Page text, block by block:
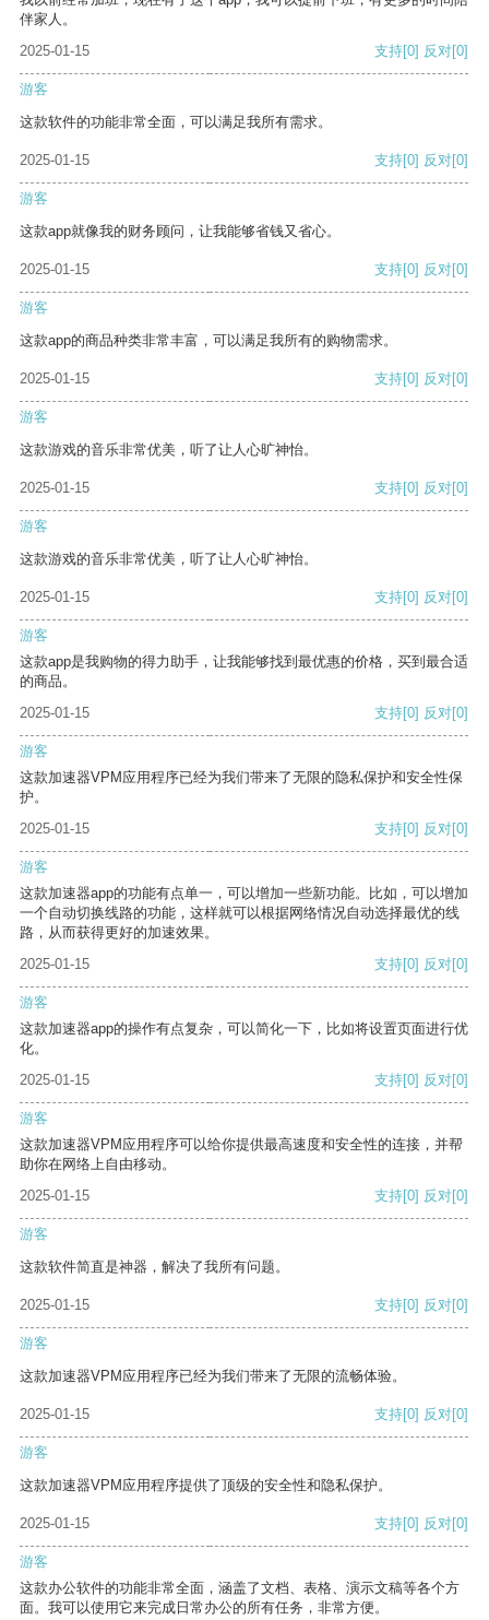
伴家人。
2025-01-15
支持[0] 反对[0]
游客
这款软件的功能非常全面，可以满足我所有需求。
2025-01-15 支持[0] 反对[0]
游客
这款app就像我的财务顾问，让我能够省钱又省心。
2025-01-15 支持[0] 反对[0]
游客
这款app的商品种类非常丰富，可以满足我所有的购物需求。
2025-01-15 支持[0] 反对[0]
游客
这款游戏的音乐非常优美，听了让人心旷神怡。
2025-01-15 支持[0] 反对[0]
游客
这款游戏的音乐非常优美，听了让人心旷神怡。
2025-01-15 支持[0] 反对[0]
游客
这款app是我购物的得力助手，让我能够找到最优惠的价格，买到最合适
的商品。
2025-01-15
支持[0] 反对[0]
游客
这款加速器VPM应用程序已经为我们带来了无限的隐私保护和安全性保
护。
2025-01-15
支持[0] 反对[0]
游客
这款加速器app的功能有点单一，可以增加一些新功能。比如，可以增加
一个自动切换线路的功能，这样就可以根据网络情况自动选择最优的线
路，从而获得更好的加速效果。
2025-01-15
支持[0] 反对[0]
游客
这款加速器app的操作有点复杂，可以简化一下，比如将设置页面进行优
化。
2025-01-15
支持[0] 反对[0]
游客
这款加速器VPM应用程序可以给你提供最高速度和安全性的连接，并帮
助你在网络上自由移动。
2025-01-15
支持[0] 反对[0]
游客
这款软件简直是神器，解决了我所有问题。
2025-01-15 支持[0] 反对[0]
游客
这款加速器VPM应用程序已经为我们带来了无限的流畅体验。
2025-01-15 支持[0] 反对[0]
游客
这款加速器VPM应用程序提供了顶级的安全性和隐私保护。
2025-01-15 支持[0] 反对[0]
游客
这款办公软件的功能非常全面，涵盖了文档、表格、演示文稿等各个方
面。我可以使用它来完成日常办公的所有任务，非常方便。